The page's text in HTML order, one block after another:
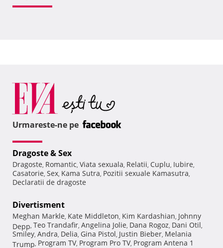
Urmareste-ne pe
Dragoste & Sex
Dragoste, Romantic, Viata sexuala, Relatii, Cuplu, Iubire,
Casatorie, Sex, Kama Sutra, Pozitii sexuale Kamasutra,
Declaratii de dragoste
Divertisment
Meghan Markle, Kate Middleton, Kim Kardashian, Johnny
Depp, Teo Trandafir, Angelina Jolie, Dana Rogoz, Dani Otil,
Smiley, Andra, Delia, Gina Pistol, Justin Bieber, Melania
Trump, Program TV, Program Pro TV, Program Antena 1